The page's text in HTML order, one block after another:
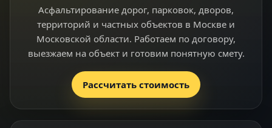
Асфальтирование дорог, парковок, дворов,
территорий и частных объектов в Москве и
Московской области. Работаем по договору,
выезжаем на объект и готовим понятную смету.
Рассчитать стоимость